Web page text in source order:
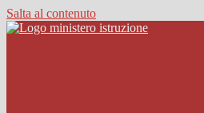
Salta al contenuto